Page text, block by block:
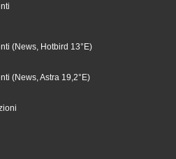
(News, Hotbird 13°E)
(News, Astra 19,2°E)